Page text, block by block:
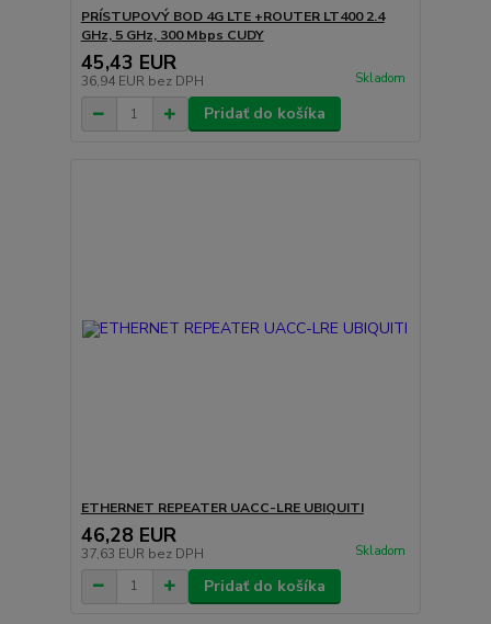
PRÍSTUPOVÝ BOD 4G LTE +ROUTER LT400 2.4
GHz, 5 GHz, 300 Mbps CUDY
45,43 EUR
36,94 EUR bez DPH Skladom
Pridať do košíka
ETHERNET REPEATER UACC-LRE UBIQUITI
46,28 EUR
37,63 EUR bez DPH Skladom
Pridať do košíka